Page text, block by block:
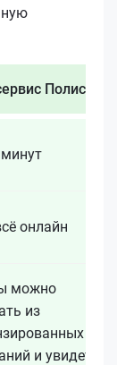
Полис 812
онлайн
можно
из
15+
и увидеть,